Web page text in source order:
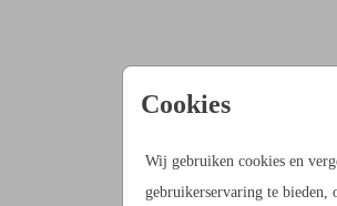
Cookies
Wij gebruiken cookies en
gebruikerservaring te bieden,